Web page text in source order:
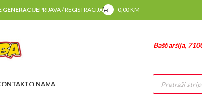
GENERACIJEPRIJAVA / REGISTRACIJA 0,00KM
Baščaršija,
O NAMA
Products
search